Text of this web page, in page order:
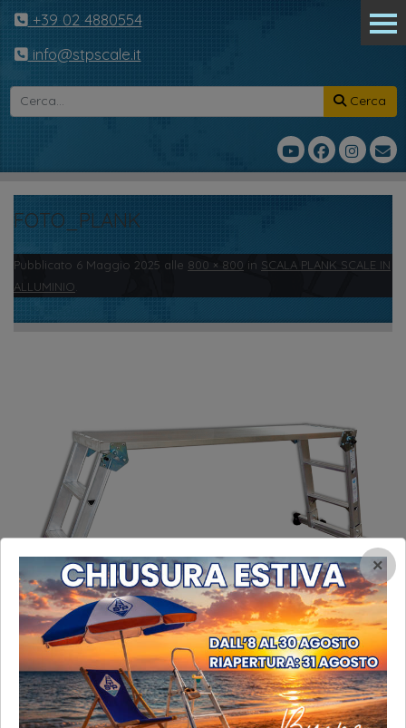
+39 02 4880554
info@stpscale.it
Cerca
FOTO_PLANK
Pubblicato 6 Maggio 2025 alle 800 × 800 in SCALA PLANK SCALE IN
ALLUMINIO
×